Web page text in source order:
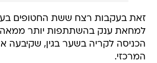
זאת בעקבות רצח ששת החטופים
למחאת ענק בהשתתפות יותר ממאה
הכניסה לקריה בשער בגין, שקיבעה
המרכזי.